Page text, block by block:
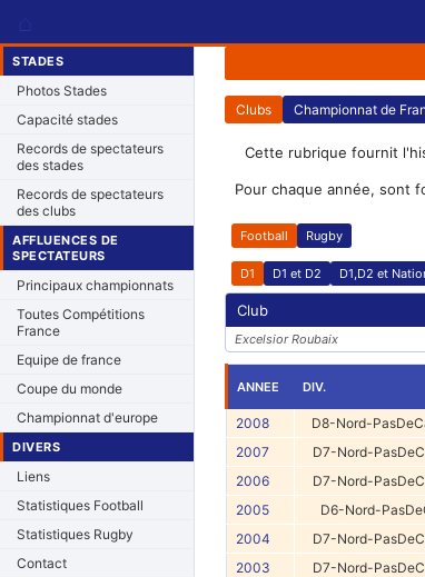
STADES
Photos Stades
Capacité stades
Records de spectateurs
des stades
Records de spectateurs
des clubs
AFFLUENCES DE
SPECTATEURS
Principaux championnats
Toutes Compétitions
France
Equipe de france
Coupe du monde
Championnat d'europe
DIVERS
Liens
Statistiques Football
Statistiques Rugby
Contact
Clubs Championnat de
Cette rubrique fournit
Pour chaque année, sont
Football Rugby
D1 D1 et D2 D1,D2 et
Club
Excelsior Roubaix
ANNEE DIV.
2008 D8-Nord-
2007
D7-Nord-
2006
D7-Nord-
2005
D6-Nord-
2004
D7-Nord-
2003
D7-Nord-